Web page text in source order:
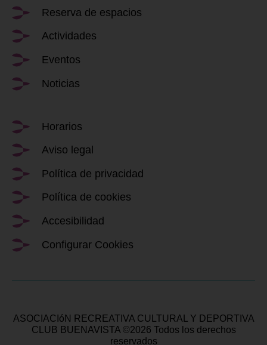
Reserva de espacios
Actividades
Eventos
Noticias
Horarios
Aviso legal
Política de privacidad
Política de cookies
Accesibilidad
Configurar Cookies
ASOCIACIóN RECREATIVA CULTURAL Y DEPORTIVA
CLUB BUENAVISTA ©2026 Todos los derechos
reservados